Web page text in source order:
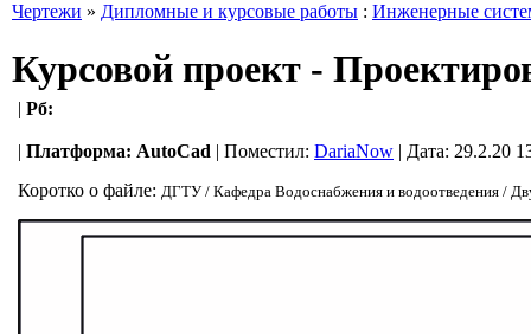
Чертежи » Дипломные и курсовые работы : Инженерные
Курсовой проект -
| Рб:
| Платформа: AutoCad | Поместил: DariaNow | Дата: 29.2.20
Коротко о файле: ДГТУ / Кафедра Водоснабжения и водоотведения /